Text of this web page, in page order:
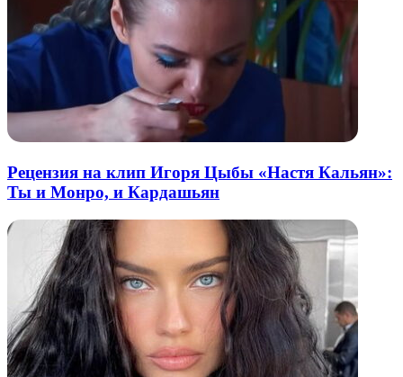
Рецензия на клип Игоря Цыбы «Настя Кальян»:
Ты и Монро, и Кардашьян